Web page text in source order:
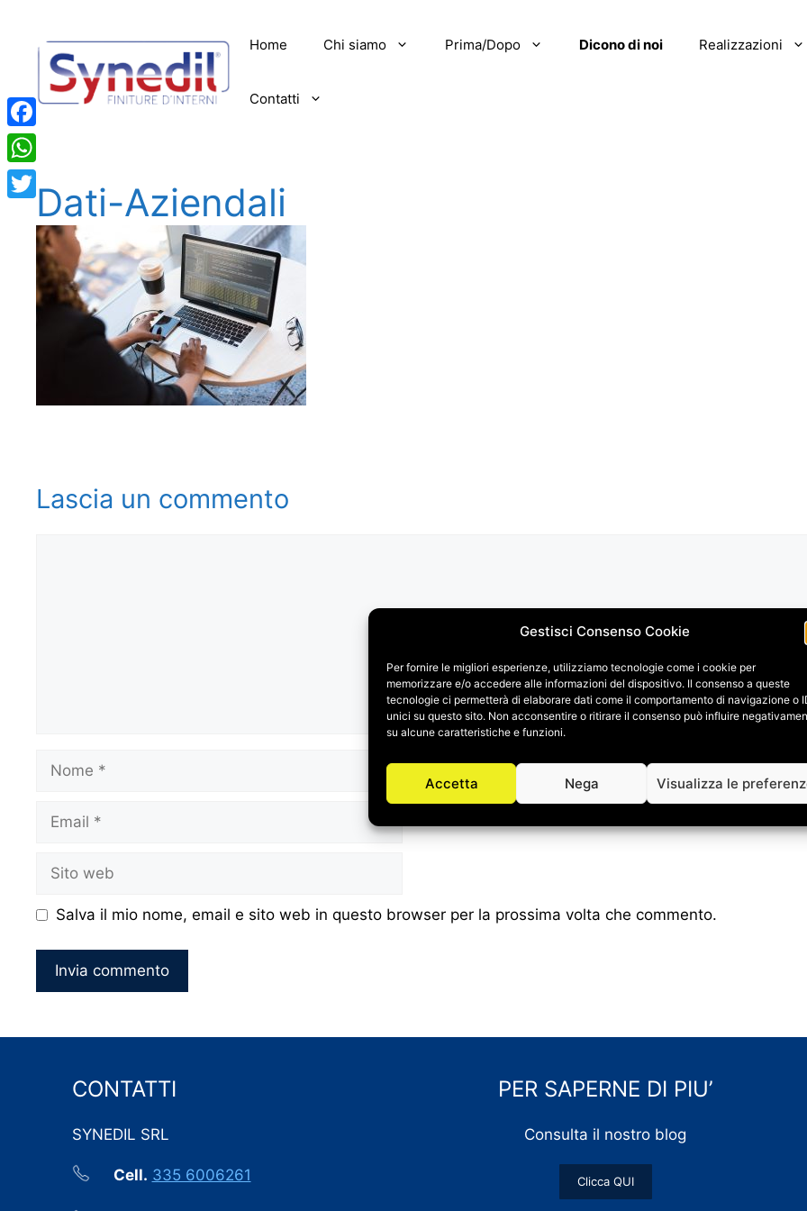
Gestisci Consenso Cookie
Per fornire le migliori esperienze, utilizziamo tecnologie come i cookie per
memorizzare e/o accedere alle informazioni del dispositivo. Il consenso a queste
tecnologie ci permetterà di elaborare dati come il comportamento di navigazione o
unici su questo sito. Non acconsentire o ritirare il consenso può influire
su alcune caratteristiche e funzioni.
Accetta Nega Visualizza le
contenuto
Home Chi siamo Prima/Dopo Dicono di noi Realizzazioni
Contatti
Dati-Aziendali
Lascia un commento
Nome
Email
Sito
web
Salva il mio nome, email e sito web in questo browser per la prossima volta che commento.
CONTATTI
SYNEDIL SRL
Cell. 335 6006261
PER SAPERNE DI PIU’
Consulta il nostro blog
Clicca QUI
Facebook
WhatsApp
Twitter